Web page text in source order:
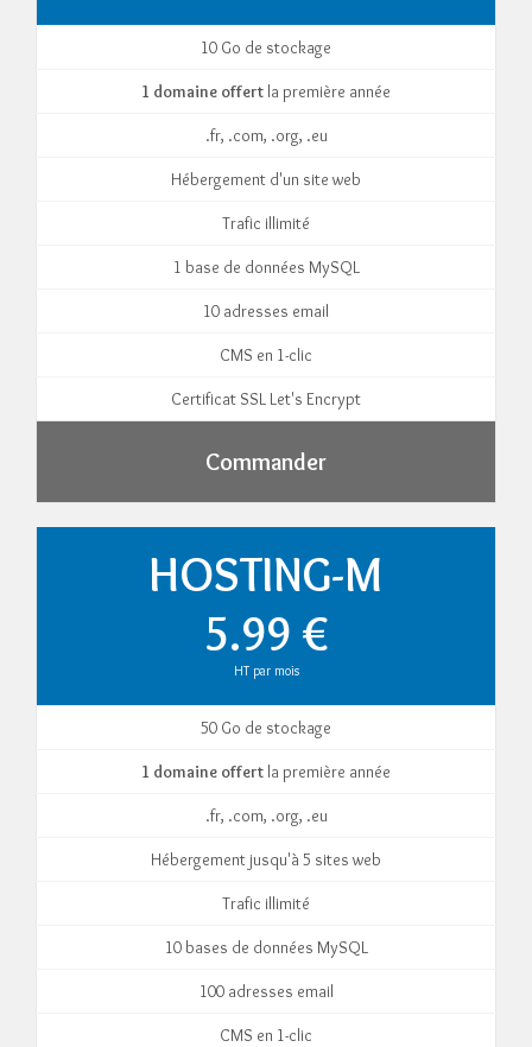
10 Go de stockage
1 domaine offert la première année
.fr, .com, .org, .eu
Hébergement d'un site web
Trafic illimité
1 base de données MySQL
10 adresses email
CMS en 1-clic
Certificat SSL Let's Encrypt
Commander
HOSTING-M
5.99 €
HT par mois
50 Go de stockage
1 domaine offert la première année
.fr, .com, .org, .eu
Hébergement jusqu'à 5 sites web
Trafic illimité
10 bases de données MySQL
100 adresses email
CMS en 1-clic